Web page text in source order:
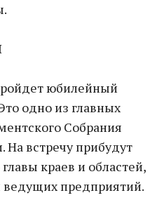
юбилейный
одно из главных
Собрания
На встречу прибудут
краев и областей,
ведущих предприятий.